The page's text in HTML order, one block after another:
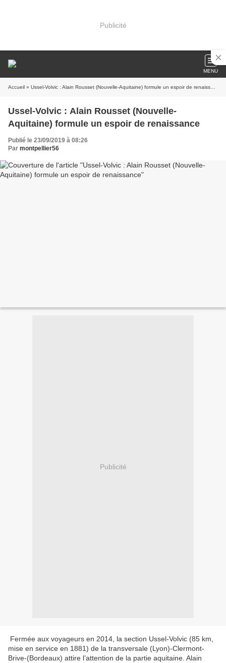
Publicité
MENU
Accueil » Ussel-Volvic : Alain Rousset (Nouvelle-Aquitaine) formule un espoir de renaissance
Ussel-Volvic : Alain Rousset (Nouvelle-
Aquitaine) formule un espoir de renaissance
Publié le 23/09/2019 à 08:26
Par montpellier56
Publicité
Fermée aux voyageurs en 2014, la section Ussel-Volvic (85 km,
mise en service en 1881) de la transversale (Lyon)-Clermont-
Brive-(Bordeaux) attire l’attention de la partie aquitaine. Alain